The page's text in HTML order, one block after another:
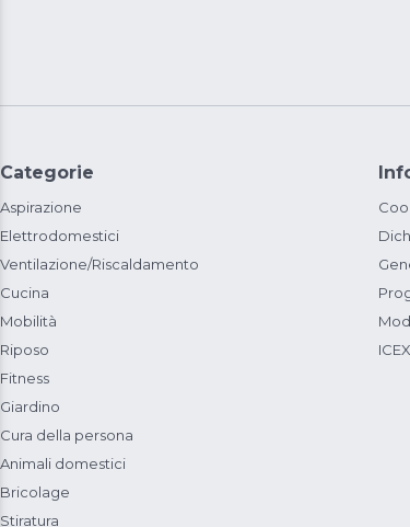
Categorie
Aspirazione
Elettrodomestici
Ventilazione/Riscaldamento
Cucina
Mobilità
Riposo
Fitness
Giardino
Cura della persona
Animali domestici
Bricolage
Stiratura